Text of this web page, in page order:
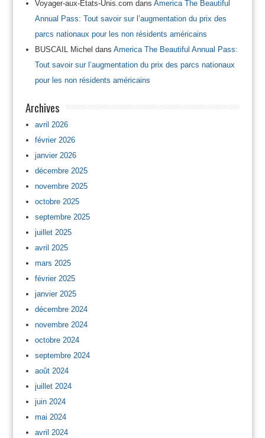
Voyager-aux-Etats-Unis.com dans America The Beautiful
Annual Pass: Tout savoir sur l’augmentation du prix des
parcs nationaux pour les non résidents américains
BUSCAIL Michel dans America The Beautiful Annual Pass:
Tout savoir sur l’augmentation du prix des parcs nationaux
pour les non résidents américains
Archives
avril 2026
février 2026
janvier 2026
décembre 2025
novembre 2025
octobre 2025
septembre 2025
juillet 2025
avril 2025
mars 2025
février 2025
janvier 2025
décembre 2024
novembre 2024
octobre 2024
septembre 2024
août 2024
juillet 2024
juin 2024
mai 2024
avril 2024